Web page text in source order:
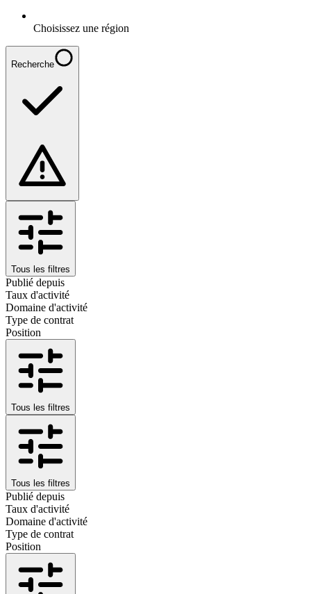
Choisissez une région
Recherche
Tous les filtres
Publié depuis
Taux d'activité
Domaine d'activité
Type de contrat
Position
Tous les filtres
Tous les filtres
Publié depuis
Taux d'activité
Domaine d'activité
Type de contrat
Position